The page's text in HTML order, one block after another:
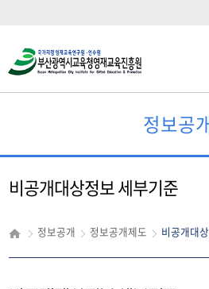
정보공
비공개대상정보 세부기준
정보공개 정보공개제도 비공개대